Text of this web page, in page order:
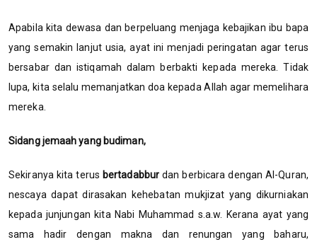
Apabila kita dewasa dan berpeluang menjaga kebajikan ibu bapa
yang semakin lanjut usia, ayat ini menjadi peringatan agar terus
bersabar dan istiqamah dalam berbakti kepada mereka. Tidak
lupa, kita selalu memanjatkan doa kepada Allah agar memelihara
mereka.
Sidang jemaah yang budiman,
Sekiranya kita terus bertadabbur dan berbicara dengan Al-Quran,
nescaya dapat dirasakan kehebatan mukjizat yang dikurniakan
kepada junjungan kita Nabi Muhammad s.a.w. Kerana ayat yang
sama hadir dengan makna dan renungan yang baharu,